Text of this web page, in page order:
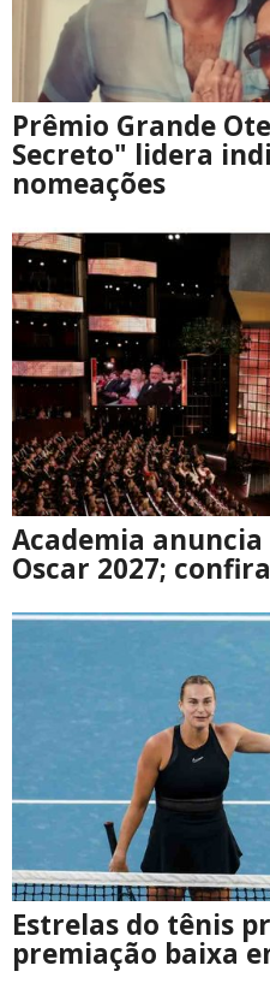
Prêmio Grande
Secreto" lidera
nomeações
Academia
Oscar 2027;
Estrelas do tênis
premiação baixa